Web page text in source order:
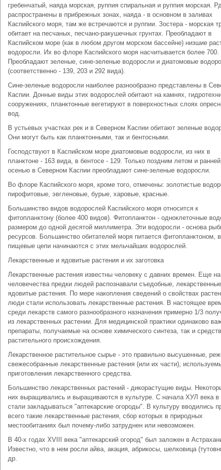
гребенчатый, наяда морская, руппия спиральная и руппия морская.
распространены в прибрежных зонах, наяда - в основном в заливах
Каспийского моря, там же встречаются и руппии. Зостера - морская
обитает на песчаных, песчано-ракушечных грунтах. Преобладают в
Каспийском море (как в любом другом морском бассейне) низшие
водоросли. Их во флоре Каспийского моря насчитывается более 700.
Преобладают зеленые, сине-зеленые водоросли и диатомовые
(соответственно - 139, 203 и 292 вида).
Сине-зеленые водоросли наиболее разнообразно представлены в
Каспии. Донные виды этих водорослей обитают на камнях,
сооружениях, планктонные вегетируют в поверхностных слоях
вод.
В устьевых участках рек и в Северном Каспии обитают зеленые
Они могут быть как планктонными, так и бентосными.
Господствуют в Каспийском море диатомовые водоросли, из них в
планктоне - 163 вида, в бентосе - 129. Только поздним летом и ранней
осенью в Северном Каспии преобладают сине-зеленые водоросли.
Во флоре Каспийского моря, кроме того, отмечены: золотистые
пирофитовые, эвгленовые, бурые, харовые, красные.
Большинство видов водорослей Каспийского моря относится к
фитопланктону (более 400 видов). Фитопланктон - одноклеточные
размером до одной десятой миллиметра. Эти водоросли - основа
ресурсов. Большинство обитателей моря питается фитопланктоном,
пищевые цепи начинаются с этих мельчайших водорослей.
Лекарственные и ядовитые растения и их заготовка
Лекарственные растения известны человеку с давних времен. Еще
человечества предки людей распознавали съедобные,
ядовитые растения. По мере накопления сведений о свойствах
люди стали использовать лекарственные растения. В настоящее
среди лекарств самого разнообразного назначения примерно 1/3
из лекарственных растении. Для медицинской практики одинаково
препараты, получаемые на основе химического синтеза, так и
растительного происхождения.
Лекарственное растительное сырье - это правильно высушенные,
свежесобранные лекарственные растения (или их части),
приготовления лекарственного средства.
Большинство лекарственных растений - дикорастущие виды.
них выращивались и выращиваются в культуре. С начала ХУЛ века в
стали закладываться "аптекарские огороды". В культуру вводились
всего такие лекарственные растения, сбор которых в природных
местообитаниях был почему-либо затруднен или невозможен.
В 40-х годах XVIII века "аптекарский огород" был заложен в
Известно, что в нем росли айва, акация, абрикосы, шелковица
др.